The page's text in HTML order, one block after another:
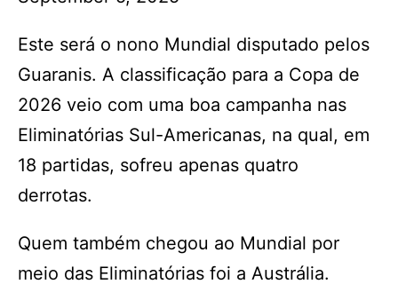
Este será o nono Mundial disputado pelos
Guaranis. A classificação para a Copa de
2026 veio com uma boa campanha nas
Eliminatórias Sul-Americanas, na qual, em
18 partidas, sofreu apenas quatro
derrotas.
Quem também chegou ao Mundial por
meio das Eliminatórias foi a Austrália.